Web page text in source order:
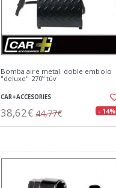
Bomba aire metal. doble embolo
"deluxe" 270º tüv
CAR+ACCESORIES
38,62€ 44,77€ - 14%